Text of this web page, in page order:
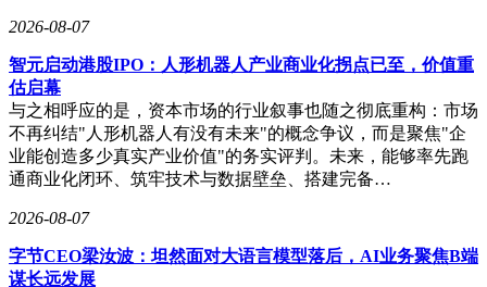
2026-08-07
智元启动港股IPO：人形机器人产业商业化拐点已至，价值重
估启幕
与之相呼应的是，资本市场的行业叙事也随之彻底重构：市场
不再纠结"人形机器人有没有未来"的概念争议，而是聚焦"企
业能创造多少真实产业价值"的务实评判。未来，能够率先跑
通商业化闭环、筑牢技术与数据壁垒、搭建完备…
2026-08-07
字节CEO梁汝波：坦然面对大语言模型落后，AI业务聚焦B端
谋长远发展